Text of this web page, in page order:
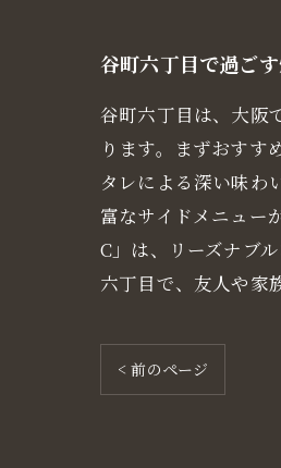
谷町六丁目で過ご
谷町六丁目は、大阪
ります。まずおすす
タレによる深い味わ
富なサイドメニュー
C」は、リーズナブ
六丁目で、友人や家
< 前のページ